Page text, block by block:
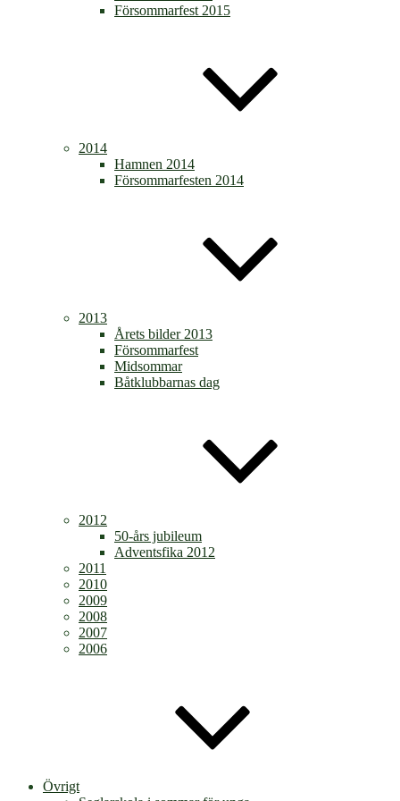
Försommarfest 2015
2014
Hamnen 2014
Försommarfesten 2014
2013
Årets bilder 2013
Försommarfest
Midsommar
Båtklubbarnas dag
2012
50-års jubileum
Adventsfika 2012
2011
2010
2009
2008
2007
2006
Övrigt